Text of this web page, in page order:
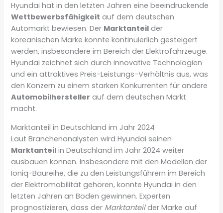
Hyundai hat in den letzten Jahren eine beeindruckende
Wettbewerbsfähigkeit auf dem deutschen
Automarkt bewiesen. Der Marktanteil der
koreanischen Marke konnte kontinuierlich gesteigert
werden, insbesondere im Bereich der Elektrofahrzeuge.
Hyundai zeichnet sich durch innovative Technologien
und ein attraktives Preis-Leistungs-Verhältnis aus, was
den Konzern zu einem starken Konkurrenten für andere
Automobilhersteller auf dem deutschen Markt
macht.
Marktanteil in Deutschland im Jahr 2024
Laut Branchenanalysten wird Hyundai seinen
Marktanteil in Deutschland im Jahr 2024 weiter
ausbauen können. Insbesondere mit den Modellen der
Ioniq-Baureihe, die zu den Leistungsführern im Bereich
der Elektromobilität gehören, konnte Hyundai in den
letzten Jahren an Boden gewinnen. Experten
prognostizieren, dass der Marktanteilder Marke auf